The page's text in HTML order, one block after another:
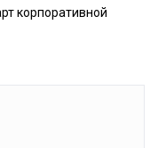
корпоративной